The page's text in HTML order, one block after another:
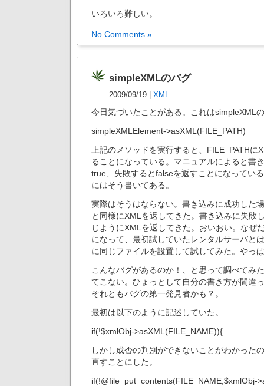
いろいろ難しい。
No Comments »
simpleXMLのバグ
2009/09/19 XML
今日気づいたことがある。これはsimpleXML
simpleXMLElement->asXML(FILE_PATH)
上記のメソッドを実行すると、FILE_PATHに
ることになっている。マニュアルによると書
true、失敗するとfalseを返すことになってい
にはそう書いてある。
実際はそうはならない。書き込みに成功した
と同様にXMLを返してきた。書き込みに失敗
じようにXMLを返してきた。おいおい。なぜ
になって、最初試していたレンタルサーバと
に同じファイルを設置して試してみた。やっ
こんなバグがあるのか！、と思って調べてみ
てこない。ひょっとして自分の書き方が間違
それともバグの第一発見者かも？。
最初は以下のように記述していた。
if(!$xmlObj->asXML(FILE_NAME)){
しかし成否の判別ができないことがわかった
直すことにした。
if(!@file_put_contents(FILE_NAME,$xmlObj-